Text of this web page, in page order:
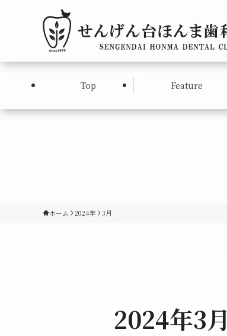
Top Feature
ホーム 2024年 3月
2024年3月